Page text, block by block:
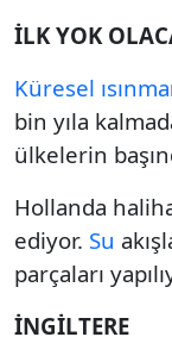
İLK YOK
Küresel ısınma
bin yıla
ülkelerin
Hollanda
ediyor. Su
parçaları
İNGİLTERE